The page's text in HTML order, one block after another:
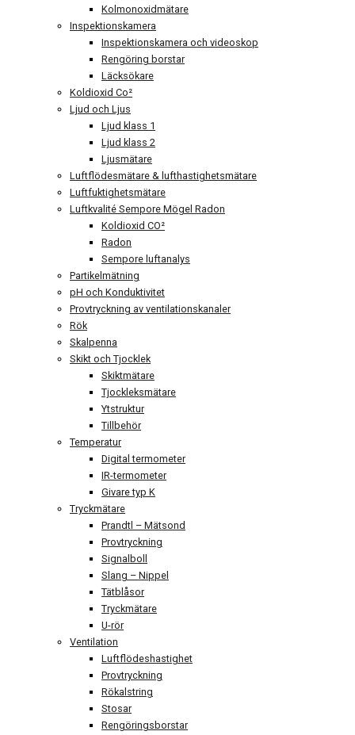
Kolmonoxidmätare
Inspektionskamera
Inspektionskamera och videoskop
Rengöring borstar
Läcksökare
Koldioxid Co²
Ljud och Ljus
Ljud klass 1
Ljud klass 2
Ljusmätare
Luftflödesmätare & lufthastighetsmätare
Luftfuktighetsmätare
Luftkvalité Sempore Mögel Radon
Koldioxid CO²
Radon
Sempore luftanalys
Partikelmätning
pH och Konduktivitet
Provtryckning av ventilationskanaler
Rök
Skalpenna
Skikt och Tjocklek
Skiktmätare
Tjockleksmätare
Ytstruktur
Tillbehör
Temperatur
Digital termometer
IR-termometer
Givare typ K
Tryckmätare
Prandtl – Mätsond
Provtryckning
Signalboll
Slang – Nippel
Tätblåsor
Tryckmätare
U-rör
Ventilation
Luftflödeshastighet
Provtryckning
Rökalstring
Stosar
Rengöringsborstar